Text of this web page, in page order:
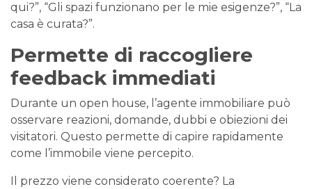
qui?”, “Gli spazi funzionano per le mie esigenze?”, “La
casa è curata?”.
Permette di raccogliere
feedback immediati
Durante un open house, l’agente immobiliare può
osservare reazioni, domande, dubbi e obiezioni dei
visitatori. Questo permette di capire rapidamente
come l’immobile viene percepito.
Il prezzo viene considerato coerente? La